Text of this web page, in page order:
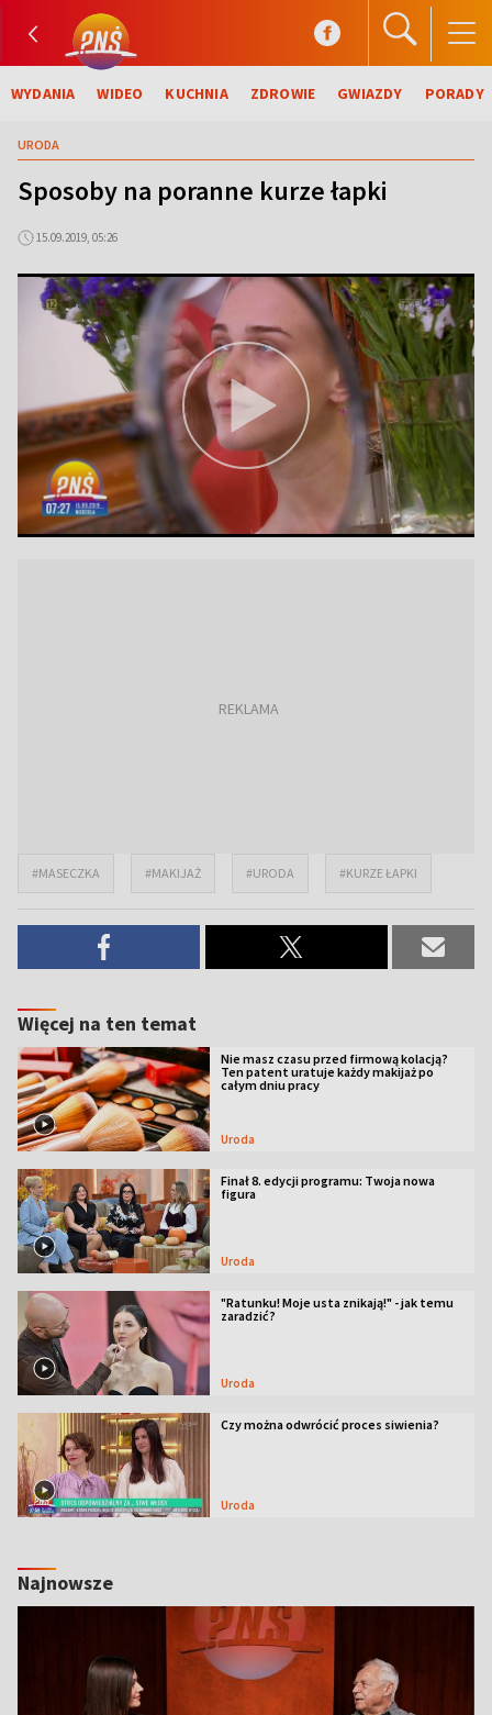
WYDANIA WIDEO KUCHNIA ZDROWIE GWIAZDY PORADY
URODA
Sposoby na poranne kurze łapki
15.09.2019, 05:26
#MASECZKA #MAKIJAŻ #URODA #KURZE ŁAPKI
Więcej na ten temat
Nie masz czasu przed firmową kolacją?
Ten patent uratuje każdy makijaż po
całym dniu pracy
Uroda
Finał 8. edycji programu: Twoja nowa
figura
Uroda
"Ratunku! Moje usta znikają!" - jak temu
zaradzić?
Uroda
Czy można odwrócić proces siwienia?
Uroda
Najnowsze